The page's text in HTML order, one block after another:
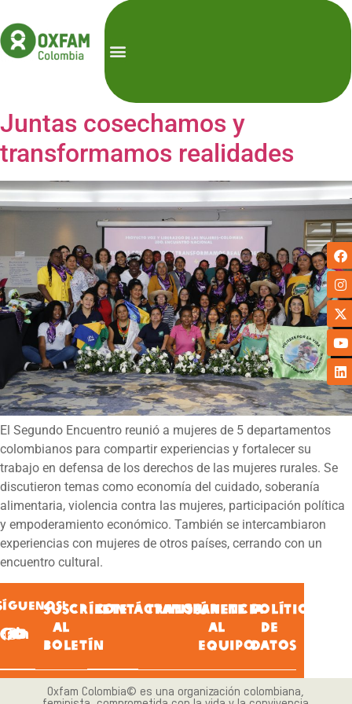
Juntas cosechamos y
transformamos realidades
El Segundo Encuentro reunió a mujeres de 5 departamentos
colombianos para compartir experiencias y fortalecer su
trabajo en defensa de los derechos de las mujeres rurales. Se
discutieron temas como economía del cuidado, soberanía
alimentaria, violencia contra las mujeres, participación política
y empoderamiento económico. También se intercambiaron
experiencias con mujeres de otros países, cerrando con un
encuentro cultural.
SUSCRÍBETE
AL
BOLETÍN
CONTÁCTANOS
TRANSPARENCIA
ÚNETE
AL
EQUIPO
POLÍTICA
DE
DATOS
Oxfam Colombia© es una organización colombiana,